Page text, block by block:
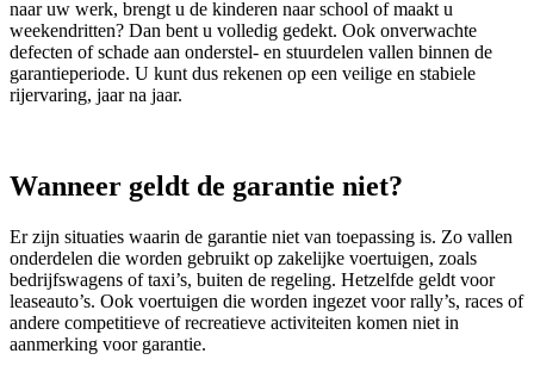
naar uw werk, brengt u de kinderen naar school of maakt u
weekendritten? Dan bent u volledig gedekt. Ook onverwachte
defecten of schade aan onderstel- en stuurdelen vallen binnen de
garantieperiode. U kunt dus rekenen op een veilige en stabiele
rijervaring, jaar na jaar.
Wanneer geldt de garantie niet?
Er zijn situaties waarin de garantie niet van toepassing is. Zo vallen
onderdelen die worden gebruikt op zakelijke voertuigen, zoals
bedrijfswagens of taxi’s, buiten de regeling. Hetzelfde geldt voor
leaseauto’s. Ook voertuigen die worden ingezet voor rally’s, races of
andere competitieve of recreatieve activiteiten komen niet in
aanmerking voor garantie.